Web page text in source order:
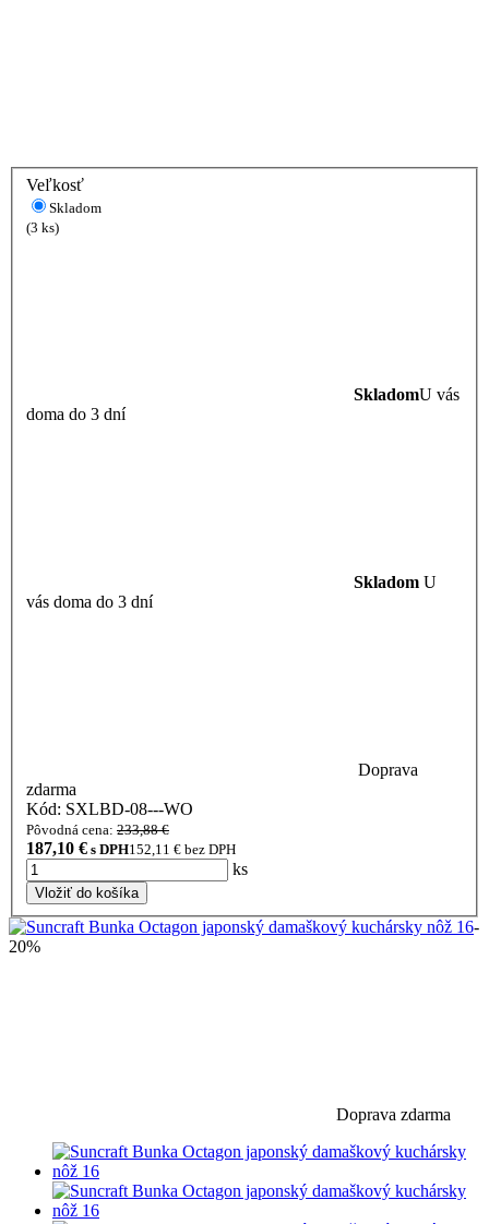
Veľkosť
Skladom
(3 ks)
SkladomU vás
doma do 3 dní
Skladom U
vás doma do 3 dní
Doprava
zdarma
Kód: SXLBD-08---WO
Pôvodná cena: 233,88 €
187,10 € s DPH152,11 € bez DPH
ks
Vložiť do košíka
-
20%
Doprava zdarma